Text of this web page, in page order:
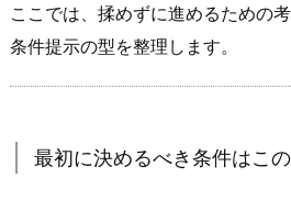
れ
な
さ
ここでは、揉めずに進めるための
条件提示の型を整理します。
最初に決めるべき条件はこ